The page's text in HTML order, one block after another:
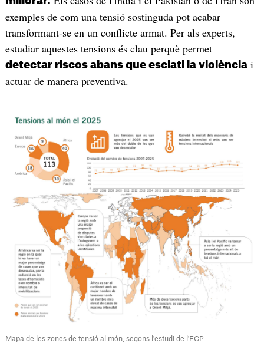
exemples de com una tensió sostinguda pot acabar
transformant-se en un conflicte armat. Per als experts,
estudiar aquestes tensions és clau perquè permet
detectar riscos abans que esclati la violènciai
actuar de manera preventiva.
Mapa de les zones de tensió al món, segons l'estudi de l'ECP